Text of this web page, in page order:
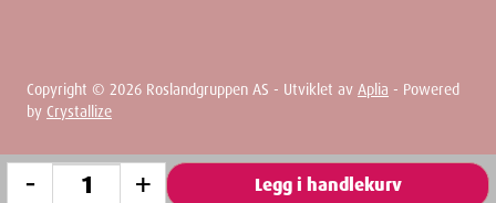
- + Legg i handlekurv
Copyright © 2026 Roslandgruppen AS - Utviklet av Aplia - Powered
by Crystallize